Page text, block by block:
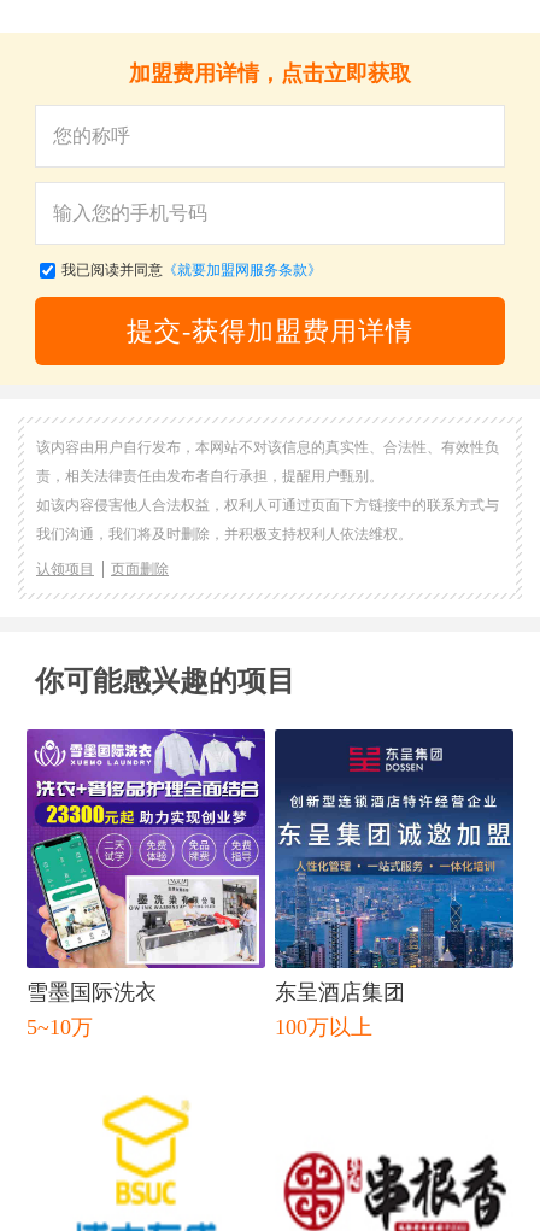
加盟费用详情，点击立即获取
我已阅读并同意《就要加盟网服务条款》
提交-获得加盟费用详情
该内容由用户自行发布，本网站不对该信息的真实性、合法性、有效性负
责，相关法律责任由发布者自行承担，提醒用户甄别。
如该内容侵害他人合法权益，权利人可通过页面下方链接中的联系方式与
我们沟通，我们将及时删除，并积极支持权利人依法维权。
认领项目 页面删除
你可能感兴趣的项目
雪墨国际洗衣
5~10万
东呈酒店集团
100万以上